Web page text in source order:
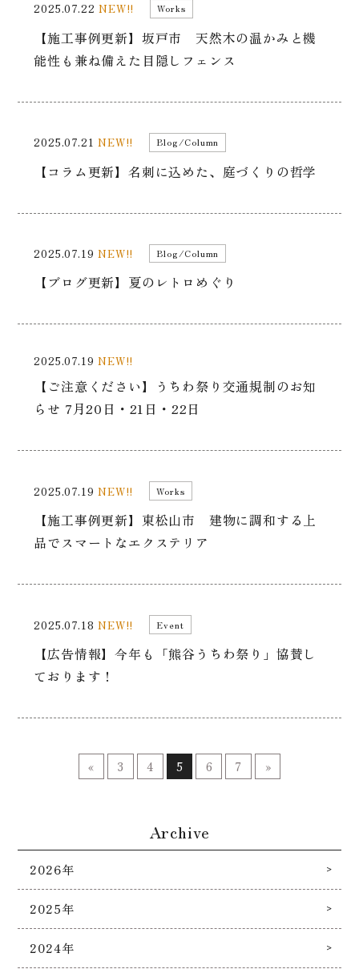
2025.07.22NEW!! Works
【施工事例更新】坂戸市 天然木の温かみと機
能性も兼ね備えた目隠しフェンス
2025.07.21NEW!! Blog/Column
【コラム更新】名刺に込めた、庭づくりの哲学
2025.07.19NEW!! Blog/Column
【ブログ更新】夏のレトロめぐり
2025.07.19NEW!!
【ご注意ください】うちわ祭り交通規制のお知
らせ 7月20日・21日・22日
2025.07.19NEW!! Works
【施工事例更新】東松山市 建物に調和する上
品でスマートなエクステリア
2025.07.18NEW!! Event
【広告情報】今年も「熊谷うちわ祭り」協賛し
ております！
« 3 4 5 6 7 »
Archive
2026年
2025年
2024年